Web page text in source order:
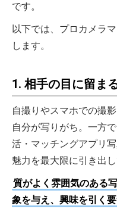
です。
以下では、プロカメラ
します。
1. 相手の目に留ま
自撮りやスマホでの撮
自分が写りがち。一方
活・マッチングアプリ
魅力を最大限に引き出し
質がよく雰囲気のある
象を与え、興味を引く